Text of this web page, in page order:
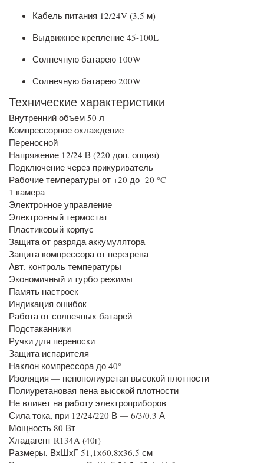
Кабель питания 12/24V (3,5 м)
Выдвижное крепление 45-100L
Солнечную батарею 100W
Солнечную батарею 200W
Технические характеристики
Внутренний объем 50 л
Компрессорное охлаждение
Переносной
Напряжение 12/24 В (220 доп. опция)
Подключение через прикуриватель
Рабочие температуры от +20 до -20 °C
1 камера
Электронное управление
Электронный термостат
Пластиковый корпус
Защита от разряда аккумулятора
Защита компрессора от перегрева
Авт. контроль температуры
Экономичный и турбо режимы
Память настроек
Индикация ошибок
Работа от солнечных батарей
Подстаканники
Ручки для переноски
Защита испарителя
Наклон компрессора до 40°
Изоляция — пенополиуретан высокой плотности
Полиуретановая пена высокой плотности
Не влияет на работу электроприборов
Сила тока, при 12/24/220 В — 6/3/0.3 А
Мощность 80 Вт
Хладагент R134A (40г)
Размеры, ВхШхГ 51,1х60,8х36,5 см